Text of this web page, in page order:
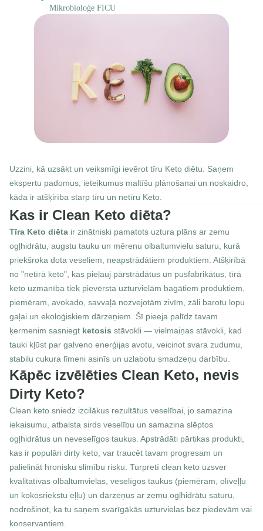
Mikrobioloģe FICU
Uzzini, kā uzsākt un veiksmīgi ievērot tīru Keto diētu. Saņem
ekspertu padomus, ieteikumus maltīšu plānošanai un noskaidro,
kāda ir atšķirība starp tīru un netīru Keto.
Kas ir Clean Keto diēta?
Tīra Keto diēta ir zinātniski pamatots uztura plāns ar zemu
ogļhidrātu, augstu tauku un mērenu olbaltumvielu saturu, kurā
priekšroka dota veseliem, neapstrādātiem produktiem. Atšķirībā
no "netīrā keto", kas pieļauj pārstrādātus un pusfabrikātus, tīrā
keto uzmanība tiek pievērsta uzturvielām bagātiem produktiem,
piemēram, avokado, savvaļā nozvejotām zivīm, zāli barotu lopu
gaļai un ekoloģiskiem dārzeņiem. Šī pieeja palīdz tavam
ķermenim sasniegt ketosis stāvokli — vielmaiņas stāvokli, kad
tauki kļūst par galveno enerģijas avotu, veicinot svara zudumu,
stabilu cukura līmeni asinīs un uzlabotu smadzeņu darbību.
Kāpēc izvēlēties Clean Keto, nevis
Dirty Keto?
Clean keto sniedz izcilākus rezultātus veselībai, jo samazina
iekaisumu, atbalsta sirds veselību un samazina slēptos
ogļhidrātus un neveselīgos taukus. Apstrādāti pārtikas produkti,
kas ir populāri dirty keto, var traucēt tavam progresam un
palielināt hronisku slimību risku. Turpretī clean keto uzsver
kvalitatīvas olbaltumvielas, veselīgos taukus (piemēram, olīveļļu
un kokosriekstu eļļu) un dārzeņus ar zemu ogļhidrātu saturu,
nodrošinot, ka tu saņem svarīgākās uzturvielas bez piedevām vai
konservantiem.